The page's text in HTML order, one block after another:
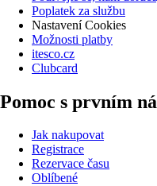
Poplatek za službu
Nastavení Cookies
Možnosti platby
itesco.cz
Clubcard
Pomoc s prvním
Jak nakupovat
Registrace
Rezervace času
Oblíbené